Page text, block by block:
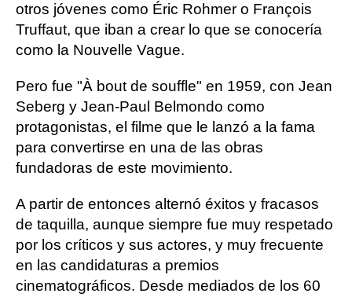
otros jóvenes como Éric Rohmer o François
Truffaut, que iban a crear lo que se conocería
como la Nouvelle Vague.
Pero fue "À bout de souffle" en 1959, con Jean
Seberg y Jean-Paul Belmondo como
protagonistas, el filme que le lanzó a la fama
para convertirse en una de las obras
fundadoras de este movimiento.
A partir de entonces alternó éxitos y fracasos
de taquilla, aunque siempre fue muy respetado
por los críticos y sus actores, y muy frecuente
en las candidaturas a premios
cinematográficos. Desde mediados de los 60